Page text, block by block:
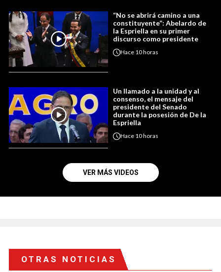
“No se abrirá camino a una
constituyente”: Abelardo de
la Espriella en su primer
discurso como presidente
Hace 10 horas
Un llamado a la unidad y al
consenso, el mensaje del
presidente del Senado
durante la posesión de De la
Espriella
Hace 10 horas
VER MÁS VIDEOS
OTRAS NOTICIAS